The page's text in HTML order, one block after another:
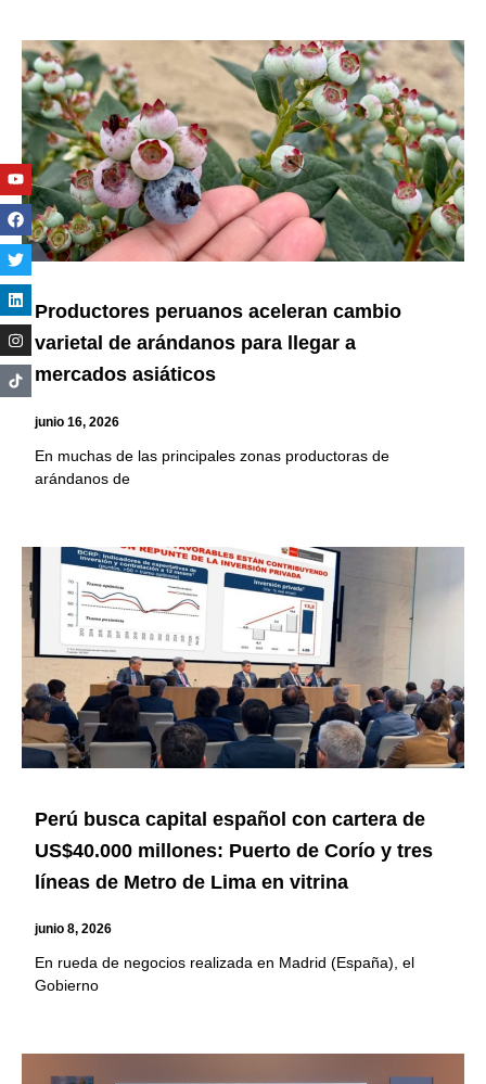
Productores peruanos aceleran cambio
varietal de arándanos para llegar a
mercados asiáticos
junio 16, 2026
En muchas de las principales zonas productoras de
arándanos de
Perú busca capital español con cartera de
US$40.000 millones: Puerto de Corío y tres
líneas de Metro de Lima en vitrina
junio 8, 2026
En rueda de negocios realizada en Madrid (España), el
Gobierno
Youtube
Facebook
Twitter
Linkedin
Instagram